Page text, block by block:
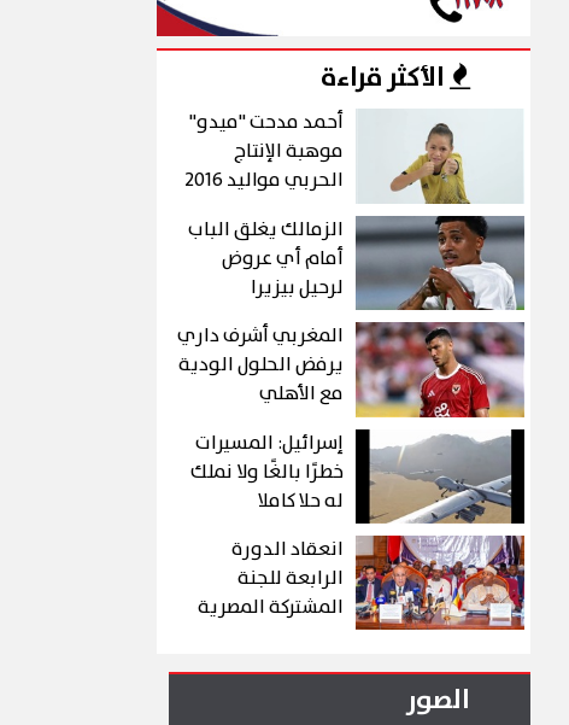
الأكثر قراءة
أحمد مدحت "ميدو"
موهبة الإنتاج
الحربي مواليد 2016
الزمالك يغلق الباب
أمام أي عروض
لرحيل بيزيرا
المغربي أشرف داري
يرفض الحلول الودية
مع الأهلي
إسرائيل: المسيرات
خطرًا بالغًا ولا نملك
له حلا كاملا
انعقاد الدورة
الرابعة للجنة
المشتركة المصرية
موسعة لبحث سبل
الصور